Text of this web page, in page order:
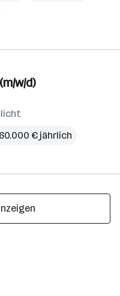
w/d)
€ jährlich